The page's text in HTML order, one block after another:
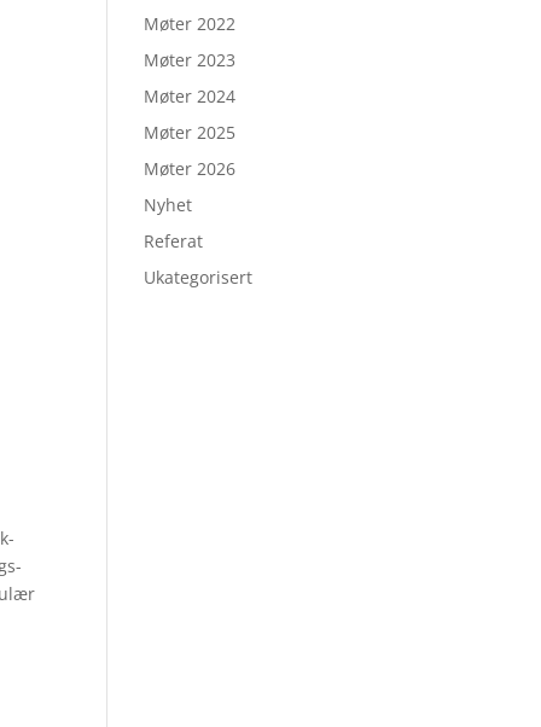
Møter 2022
Møter 2023
Møter 2024
Møter 2025
Møter 2026
Nyhet
Referat
Ukategorisert